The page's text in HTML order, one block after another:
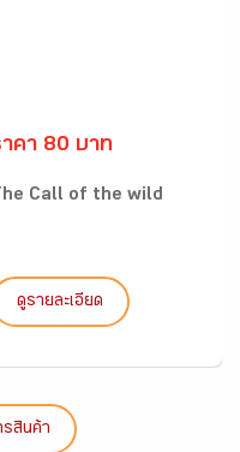
าคา 80 บาท
Call of the wild
ดูรายละเอียด
รสินค้า